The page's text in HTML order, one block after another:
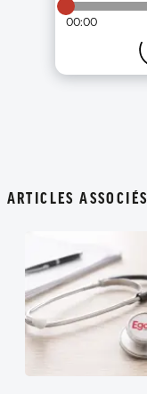
ARTICLES ASSOCIÉS